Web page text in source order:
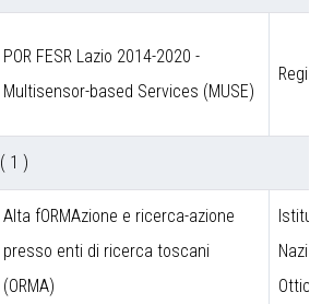
POR FESR Lazio 2014-2020 -
Multisensor-based Services (MUSE)
( 1 )
Alta fORMAzione e ricerca-azione
presso enti di ricerca toscani
(ORMA)
Ottica